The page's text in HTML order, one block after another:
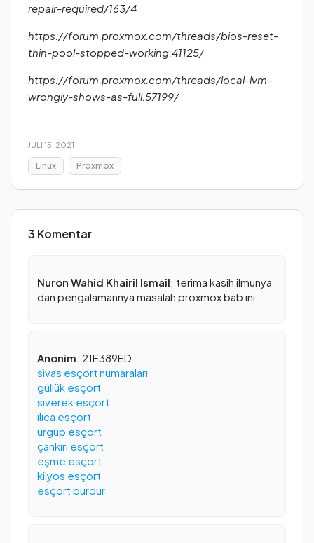
repair-required/163/4
https://forum.proxmox.com/threads/bios-reset-
thin-pool-stopped-working.41125/
https://forum.proxmox.com/threads/local-lvm-
wrongly-shows-as-full.57199/
JULI 15, 2021
Linux Proxmox
3 Komentar
Nuron Wahid Khairil Ismail: terima kasih ilmunya
dan pengalamannya masalah proxmox bab ini
Anonim: 21E389ED
sivas esçort numaraları
güllük esçort
siverek esçort
ılıca esçort
ürgüp esçort
çankırı esçort
eşme esçort
kilyos esçort
esçort burdur